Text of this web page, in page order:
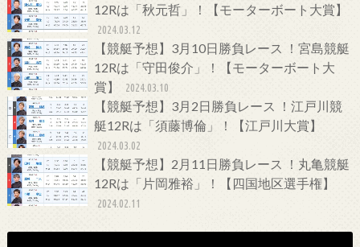
12Rは「秋元哲」！【モーターボート大賞】
2024.03.12
【競艇予想】3月10日勝負レース ！宮島競艇
12Rは「守田俊介」！【モーターボート大
賞】
2024.03.10
【競艇予想】3月2日勝負レース ！江戸川競
艇12Rは「須藤博倫」！【江戸川大賞】
2024.03.02
【競艇予想】2月11日勝負レース ！丸亀競艇
12Rは「片岡雅裕」！【四国地区選手権】
2024.02.11